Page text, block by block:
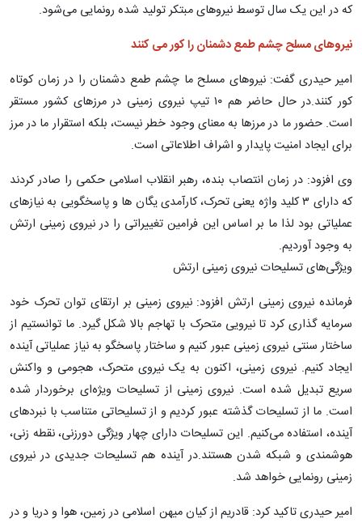
که در این یک سال توسط نیروهای مبتکر تولید شده رونمایی می‌شود.
نیروهای مسلح چشم طمع دشمنان را کور می کنند
امیر حیدری گفت: نیروهای مسلح ما چشم طمع دشمنان را در زمان کوتاه
کور کنند.در حال حاضر هم ۱۰ تیپ نیروی زمینی در مرزهای کشور مستقر
است. حضور ما در مرزها به معنای وجود خطر نیست، بلکه استقرار ما در مرز
برای ایجاد امنیت پایدار و اشراف اطلاعاتی است.
وی افزود: در زمان انتصاب بنده، رهبر انقلاب اسلامی حکمی را صادر کردند
که دارای ۳ کلید واژه یعنی تحرک، کارآمدی یگان ها و پاسخگویی به نیازهای
عملیاتی بود لذا ما بر اساس این فرامین تغییراتی را در نیروی زمینی ارتش
به وجود آوردیم.
ویژگی‌های تسلیحات نیروی زمینی ارتش
فرمانده نیروی زمینی ارتش افزود: نیروی زمینی بر ارتقای توان تحرک خود
سرمایه گذاری کرد تا نیرویی متحرک با تهاجم بالا شکل گیرد. ما توانستیم از
ساختار سنتی نیروی زمینی عبور کنیم و ساختار پاسخگو به نیاز عملیاتی آینده
ایجاد کنیم. نیروی زمینی، اکنون به یک نیروی متحرک، هجومی و واکنش
سریع تبدیل شده است. نیروی زمینی از تسلیحات ویژه‌ای برخوردار شده
است. ما از تسلیحات گذشته عبور کردیم و از تسلیحاتی متناسب با نبردهای
آینده، استفاده می‌کنیم. این تسلیحات دارای چهار ویژگی دورزنی، نقطه زنی،
هوشمندی و شبکه شدن هستند.در آینده هم تسلیحات جدیدی در نیروی
زمینی رونمایی خواهد شد.
امیر حیدری تاکید کرد: قادریم از کیان میهن اسلامی در زمین، هوا و دریا و در